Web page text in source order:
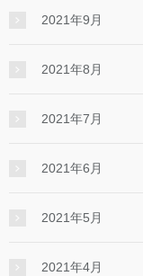
2021年9月
2021年8月
2021年7月
2021年6月
2021年5月
2021年4月